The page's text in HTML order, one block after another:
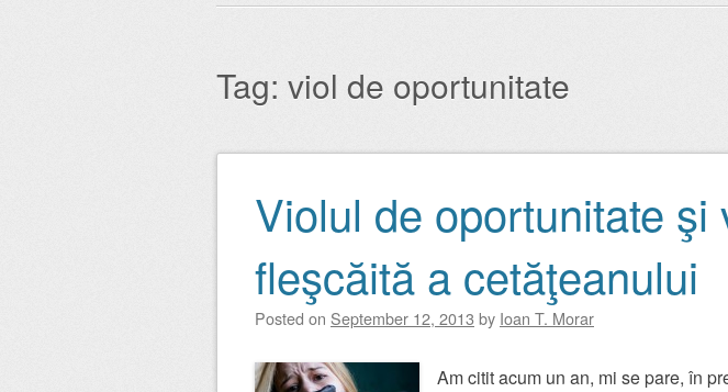
Tag: viol de oportunitate
Post navigation
Violul de oportunitate şi
fleşcăită a cetăţeanului
Posted on September 12, 2013 by Ioan T. Morar
Am citit acum un an, mi se pare, în